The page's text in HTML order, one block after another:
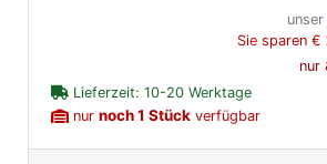
Sie sparen €
nur
Lieferzeit: 10-20 Werktage
nur noch 1 Stück verfügbar